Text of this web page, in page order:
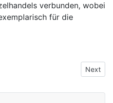
verbunden, wobei
für die
Next
Next